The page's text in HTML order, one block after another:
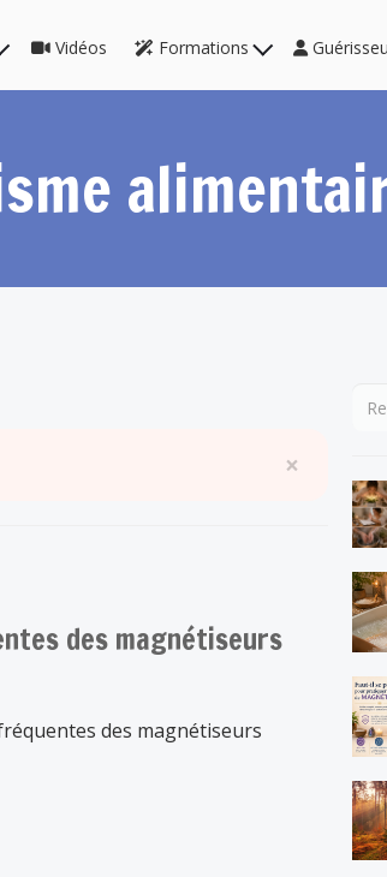
Vidéos Formations
×
des magnétiseurs
des magnétiseurs